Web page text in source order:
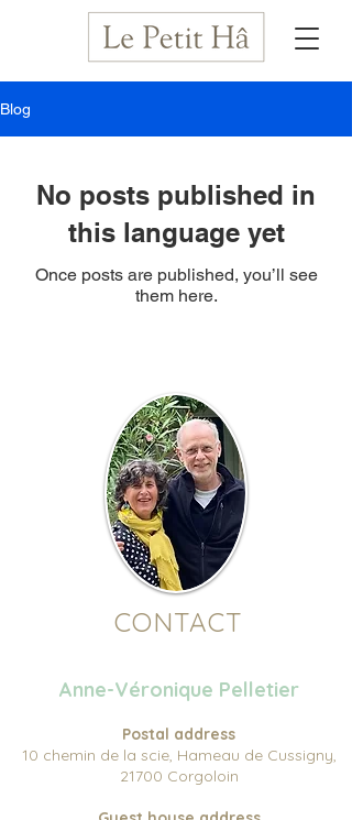
Blog
No posts published in
this language yet
Once posts are published, you’ll see
them here.
CONTACT
Anne-Véronique Pelletier
Postal address
10 chemin de la scie, Hameau de Cussigny,
21700 Corgoloin